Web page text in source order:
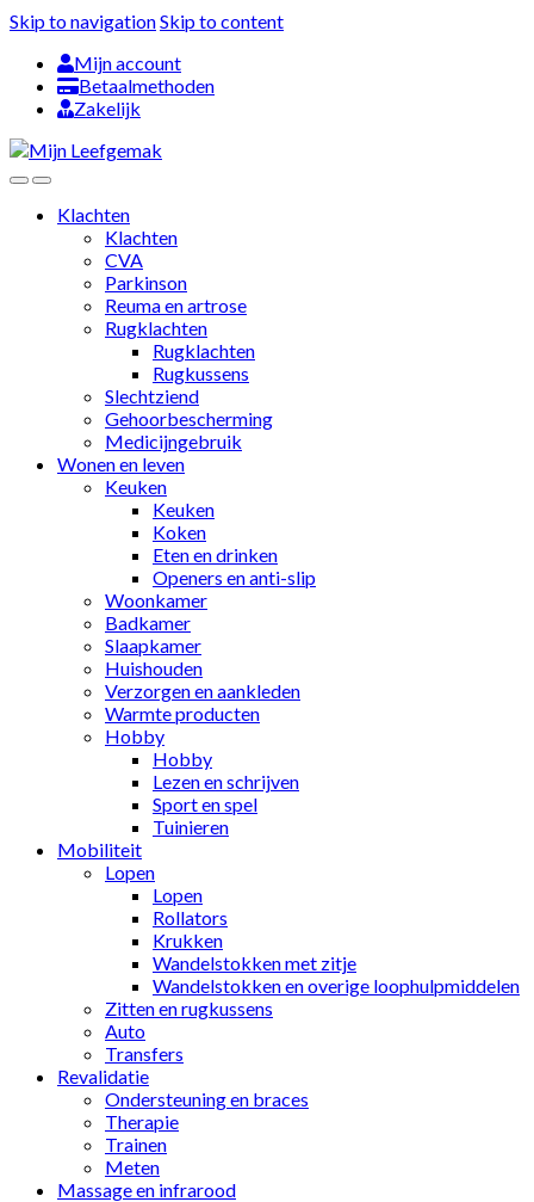
Skip to navigationSkip to content
Mijn account
Betaalmethoden
Zakelijk
Klachten
Klachten
CVA
Parkinson
Reuma en artrose
Rugklachten
Rugklachten
Rugkussens
Slechtziend
Gehoorbescherming
Medicijngebruik
Wonen en leven
Keuken
Keuken
Koken
Eten en drinken
Openers en anti-slip
Woonkamer
Badkamer
Slaapkamer
Huishouden
Verzorgen en aankleden
Warmte producten
Hobby
Hobby
Lezen en schrijven
Sport en spel
Tuinieren
Mobiliteit
Lopen
Lopen
Rollators
Krukken
Wandelstokken met zitje
Wandelstokken en overige loophulpmiddelen
Zitten en rugkussens
Auto
Transfers
Revalidatie
Ondersteuning en braces
Therapie
Trainen
Meten
Massage en infrarood